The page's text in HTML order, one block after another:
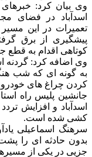
وی بیان کرد:
اسدآباد در فضای
تعمیرات در این
پیشگیری از برق
کوتاهی اقدام به قطع
وی اضافه کرد: گردنه
به گونه ای که شب
کردن چراغ های
جانشین پلیس راه
اسدآباد و افزایش
کشی شده است.
بدون حادثه ای را
جزیی در یکی از